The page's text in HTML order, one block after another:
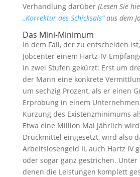
Verhandlung darüber(Lesen Sie
„Korrektur des Schicksals“aus dem
Das Mini-Minimum
In dem Fall, der zu entscheiden
Jobcenter einem Hartz-IV-
in zwei Stufen gekürzt: Erst um
der Mann eine konkrete
um sechzig Prozent, als er einen
Erprobung in einem
Kürzung des Existenzminimums
Etwa eine Million Mal jährlich
Druckmittel eingesetzt, wird also
Arbeitslosengeld II, auch Hartz IV
oder sogar ganz gestrichen.
denen die Leistungen komplett